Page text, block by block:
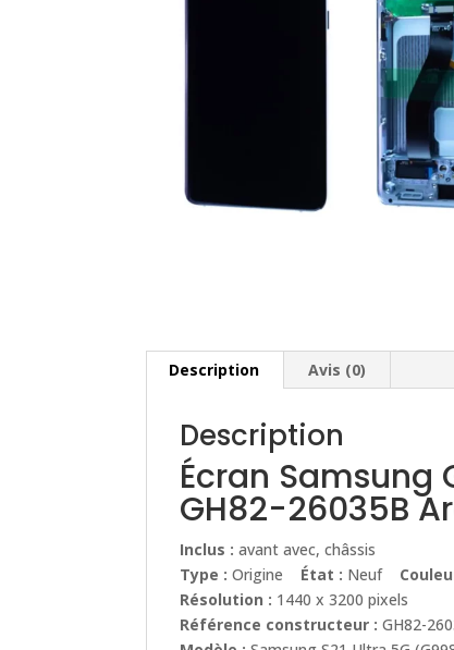
Description Avis (0)
Description
Écran Samsung
GH82-26035B
Inclus :avant avec, châssis
Type : Origine État : Neuf
Résolution : 1440 x 3200 pixels
Référence constructeur :GH82-